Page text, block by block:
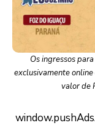
Os ingressos
exclusivamente
valor de